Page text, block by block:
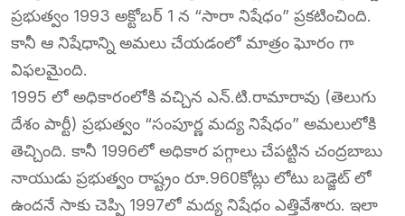
ప్రభుత్వం 1993 అక్టోబర్ 1 న “సారా నిషేధం” ప్రకటించింది.
కానీ ఆ నిషేధాన్ని అమలు చేయడంలో మాత్రం ఘోరం గా
విఫలమైంది.
1995 లో అధికారంలోకి వచ్చిన ఎన్.టి.రామారావు (తెలుగు
దేశం పార్టీ) ప్రభుత్వం “సంపూర్ణ మద్య నిషేధం” అమలులోకి
తెచ్చింది. కానీ 1996లో అధికార పగ్గాలు చేపట్టిన చంద్రబాబు
నాయుడు ప్రభుత్వం రాష్ట్రం రూ.960కోట్లు లోటు బడ్జెట్ లో
ఉందనే సాకు చెప్పి 1997లో మద్య నిషేధం ఎత్తివేశారు. ఇలా